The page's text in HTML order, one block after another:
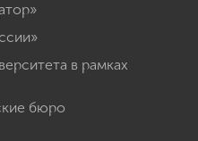
в рамках
бюро